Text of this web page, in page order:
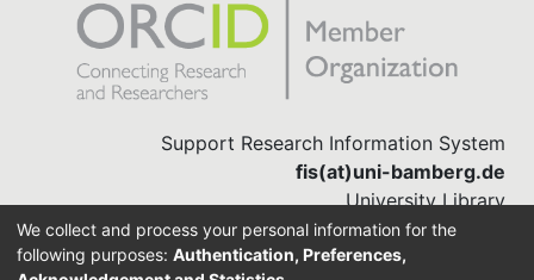
Support Research Information System
fis(at)uni-bamberg.de
University Library
(0951) 863-1568
We collect and process your personal information for the
following purposes: Authentication, Preferences,